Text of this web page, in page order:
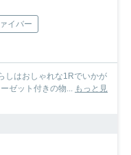
イバー
しはおしゃれな1Rでいかが
ゼット付きの物... もっと見